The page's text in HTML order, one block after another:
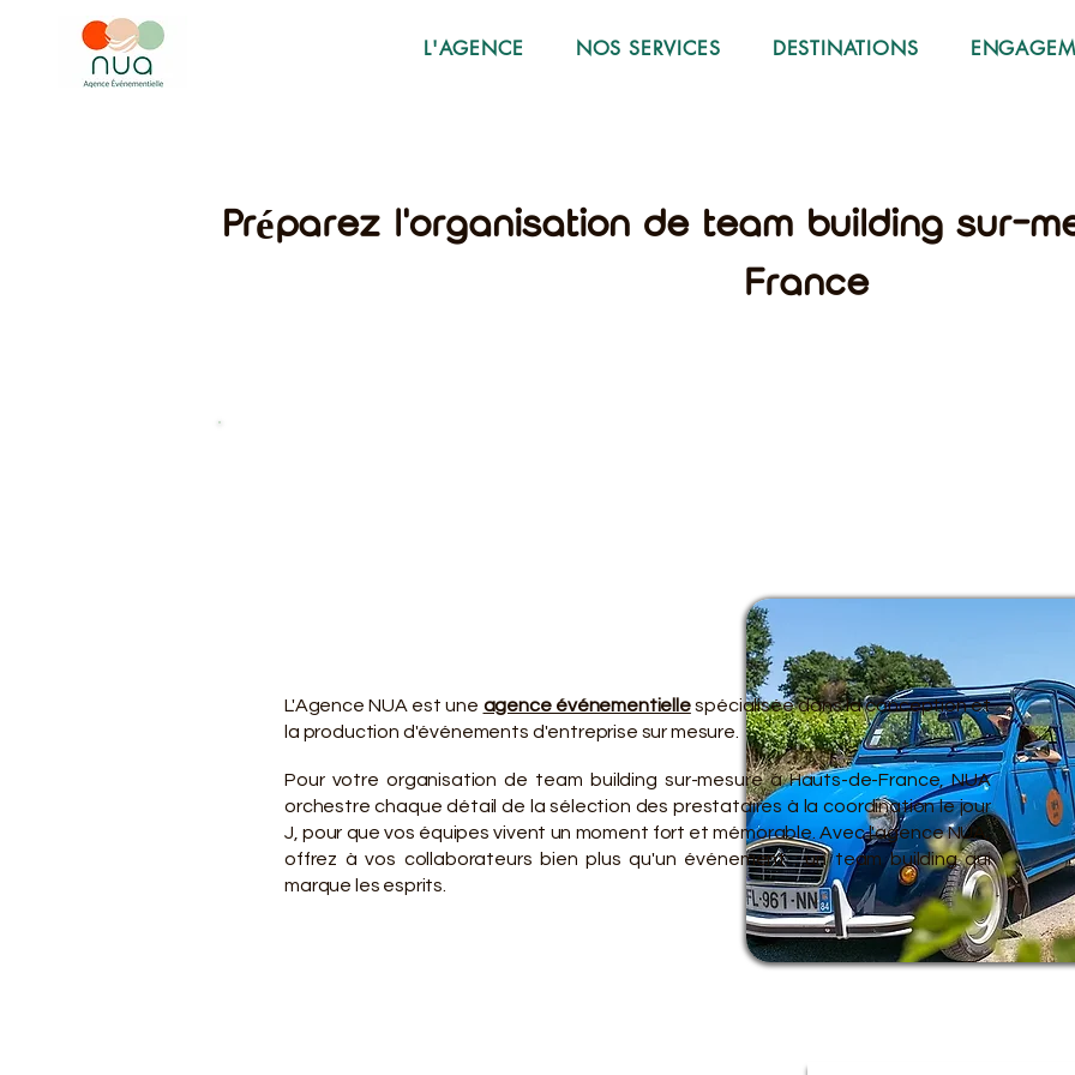
L'AGENCE NOS SERVICES DESTINATIONS
Préparez l'organisation de team building sur-
France
VOTRE
VOTRE
L'Agence NUA est une agence événementielle spécialisée dans la conception et
la production d'événements d'entreprise sur mesure.
Pour votre organisation de team building sur-mesure à Hauts-de-France, NUA
orchestre chaque détail de la sélection des prestataires à la coordination le jour
J, pour que vos équipes vivent un moment fort et mémorable. Avec l'agence NUA,
offrez à vos collaborateurs bien plus qu'un événement : un team building qui
marque les esprits.